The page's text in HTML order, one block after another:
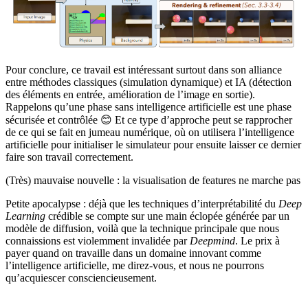
Pour conclure, ce travail est intéressant surtout dans son alliance
entre méthodes classiques (simulation dynamique) et IA (détection
des éléments en entrée, amélioration de l’image en sortie).
Rappelons qu’une phase sans intelligence artificielle est une phase
sécurisée et contrôlée 😊 Et ce type d’approche peut se rapprocher
de ce qui se fait en jumeau numérique, où on utilisera l’intelligence
artificielle pour initialiser le simulateur pour ensuite laisser ce dernier
faire son travail correctement.
(Très) mauvaise nouvelle : la visualisation de features ne marche pas
Petite apocalypse : déjà que les techniques d’interprétabilité du Deep
Learning crédible se compte sur une main éclopée générée par un
modèle de diffusion, voilà que la technique principale que nous
connaissions est violemment invalidée par Deepmind. Le prix à
payer quand on travaille dans un domaine innovant comme
l’intelligence artificielle, me direz-vous, et nous ne pourrons
qu’acquiescer consciencieusement.